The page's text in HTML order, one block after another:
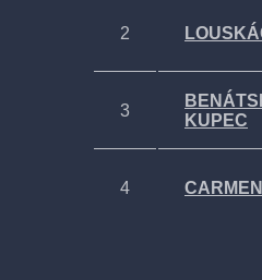
2
3
KUPEC
4 CARMEN